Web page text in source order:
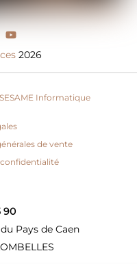
2026
SESAME Informatique
de vente
90
Pays de Caen